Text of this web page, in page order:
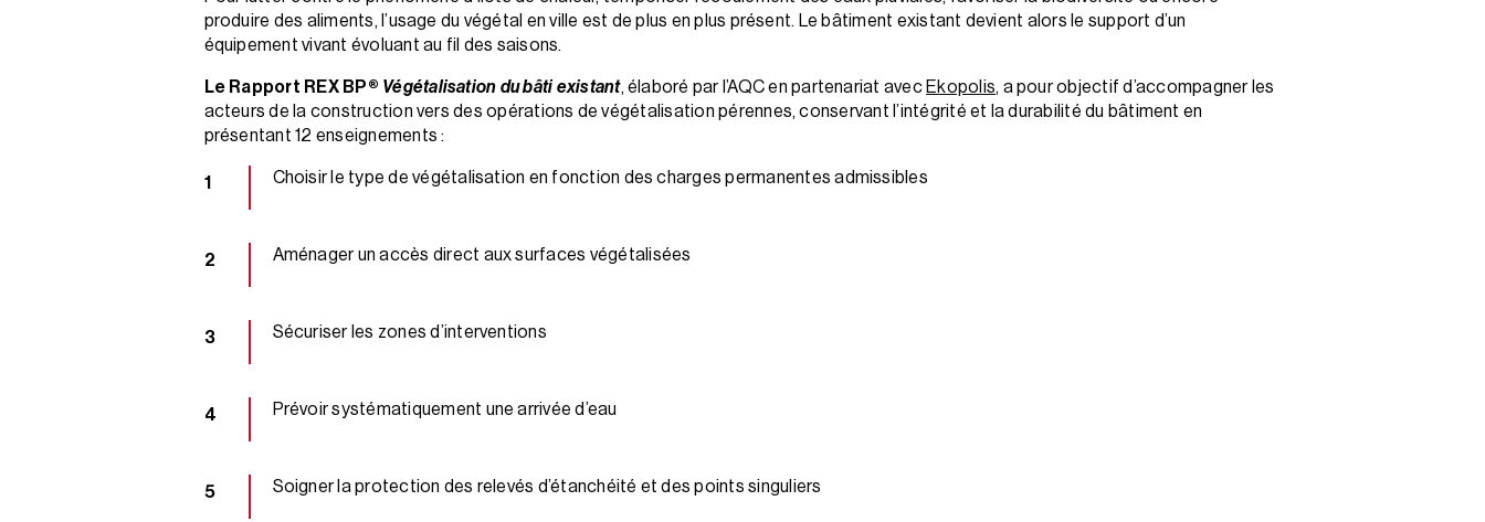
produire des aliments, l’usage du végétal en ville est de plus en plus présent. Le bâtiment existant devient alors le support d’un
équipement vivant évoluant au fil des saisons.
Le Rapport REX BP® Végétalisation du bâti existant, élaboré par l’AQC en partenariat avec Ekopolis, a pour objectif d’accompagner les
acteurs de la construction vers des opérations de végétalisation pérennes, conservant l’intégrité et la durabilité du bâtiment en
présentant 12 enseignements :
Choisir le type de végétalisation en fonction des charges permanentes admissibles
Aménager un accès direct aux surfaces végétalisées
Sécuriser les zones d’interventions
Prévoir systématiquement une arrivée d’eau
Soigner la protection des relevés d’étanchéité et des points singuliers